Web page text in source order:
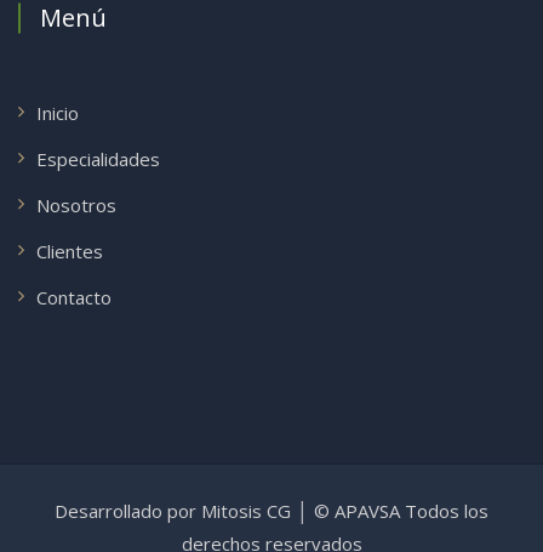
Menú
Inicio
Especialidades
Nosotros
Clientes
Contacto
Desarrollado por Mitosis CG │ © APAVSA Todos los
derechos reservados